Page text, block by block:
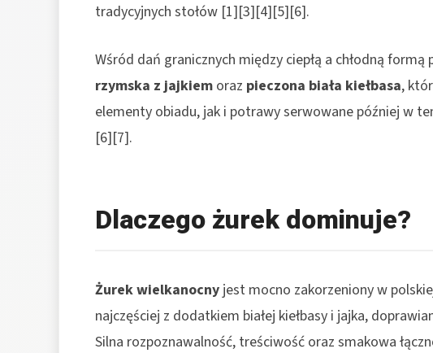
tradycyjnych stołów [1][3][4][5][6].
Wśród dań granicznych między ciepłą a chłodną formą
rzymska z jajkiem oraz pieczona biała kiełbasa,
elementy obiadu, jak i potrawy serwowane później w
[6][7].
Dlaczego żurek dominuje?
Żurek wielkanocny jest mocno zakorzeniony w
najczęściej z dodatkiem białej kiełbasy i jajka,
Silna rozpoznawalność, treściwość oraz smakowa